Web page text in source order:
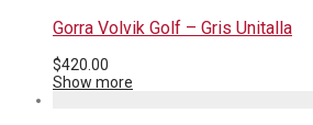
Gorra Volvik Golf – Gris Unitalla
$420.00
Show more